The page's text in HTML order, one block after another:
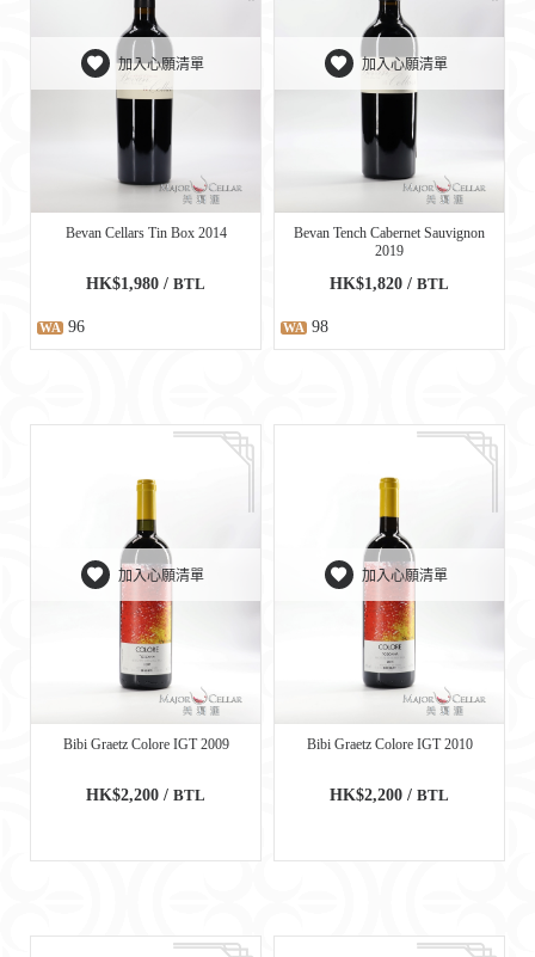
加入心願清單
Bevan Cellars Tin Box 2014
HK$1,980 / BTL
WA 96
加入心願清單
Bevan Tench Cabernet Sauvignon
2019
HK$1,820 / BTL
WA 98
加入心願清單
Bibi Graetz Colore IGT 2009
HK$2,200 / BTL
加入心願清單
Bibi Graetz Colore IGT 2010
HK$2,200 / BTL